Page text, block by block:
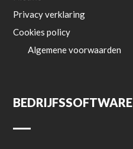
Privacy verklaring
Cookies policy
Algemene voorwaarden
BEDRIJFSSOFTWARE